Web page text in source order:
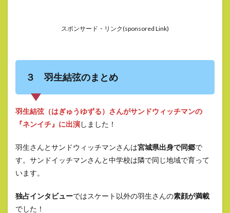
スポンサード・リンク(sponsored Link)
３ 羽生結弦のまとめ
羽生結弦（はぎゅうゆずる）さんがサンドウィッチマンの
『ネンイチ』に出演しました！
羽生さんとサンドウィッチマンさんは宮城県出身で同郷で
す。サンドイッチマンさんと中学校は隣で同じ地域で育って
います。
独占インタビューではスケート以外の羽生さんの素顔が満載
でした！